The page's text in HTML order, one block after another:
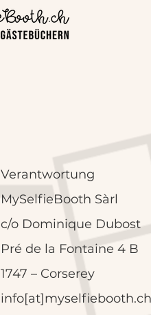
Verantwortung
MySelfieBooth Sàrl
c/o Dominique Dubost
Pré de la Fontaine 4 B
1747 – Corserey
info[at]myselfiebooth.ch